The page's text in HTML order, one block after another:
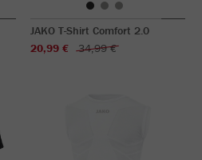
JAKO T-Shirt Comfort 2.0
20,99 €
34,99 €